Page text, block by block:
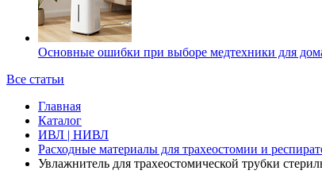
Основные ошибки при выборе медтехники для
Все статьи
Главная
Каталог
ИВЛ | НИВЛ
Расходные материалы для трахеостомии и
Увлажнитель для трахеостомической трубки